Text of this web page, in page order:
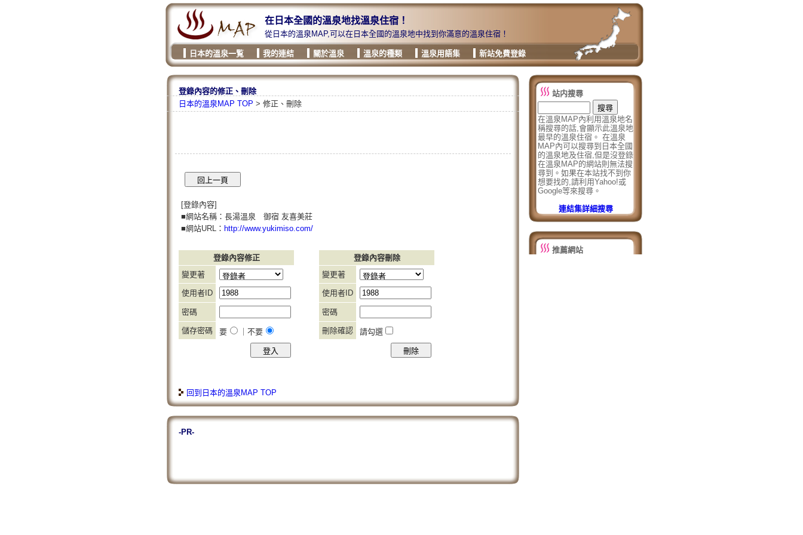
在日本全國的溫泉地找溫泉住宿！
從日本的溫泉MAP,可以在日本全國的溫泉地中找到你滿意的溫泉住宿！
日本的溫泉一覧 我的連結 關於溫泉 溫泉的種類 溫泉用語集 新站免費登錄
登錄內容的修正、刪除
日本的溫泉MAP TOP > 修正、刪除
[登錄內容]
■網站名稱：長湯溫泉 御宿 友喜美莊
■網站URL： http://www.yukimiso.com/
登錄內容修正
變更著
使用者ID
密碼
儲存密碼 要 ｜不要
登錄內容刪除
變更著
使用者ID
密碼
刪除確認 請勾選
回到日本的溫泉MAP TOP
-PR-
站内搜尋
在溫泉MAP內利用溫泉地名
稱搜尋的話,會顯示此溫泉地
最早的溫泉住宿。 在溫泉
MAP內可以搜尋到日本全國
的溫泉地及住宿,但是沒登錄
在溫泉MAP的網站則無法搜
尋到。如果在本站找不到你
想要找的,請利用Yahoo!或
Google等來搜尋。
連結集詳細搜尋
推薦網站